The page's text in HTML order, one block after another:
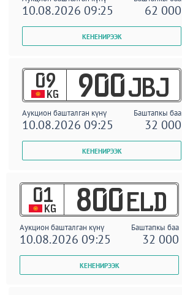
10.08.2026 09:25 62 000
09
KG 900 JBJ
Аукцион башталган күнү Баштапкы баа
10.08.2026 09:25 32 000
01
KG 800 ELD
Аукцион башталган күнү Баштапкы баа
10.08.2026 09:25 32 000